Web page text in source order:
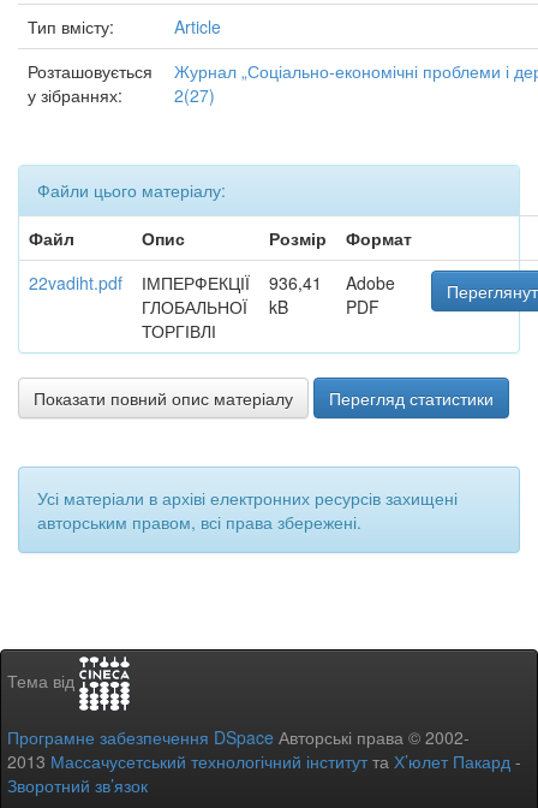
Тип вмісту:
Article
Розташовується
у зібраннях:
Журнал „Соціально-економічні проблеми і
2(27)
Файли цього матеріалу:
Файл
Опис Розмір
Формат
22vadiht.pdf
ІМПЕРФЕКЦІЇ
ГЛОБАЛЬНОЇ
ТОРГІВЛІ
936,41
kB
Adobe
PDF
Показати повний опис матеріалу Перегляд статистики
Усі матеріали в архіві електронних ресурсів захищені
авторським правом, всі права збережені.
Тема від
Програмне забезпечення DSpace Авторські права © 2002-
2013 Массачусетський технологічний інститутта Х’юлет Пакард -
Зворотний зв’язок